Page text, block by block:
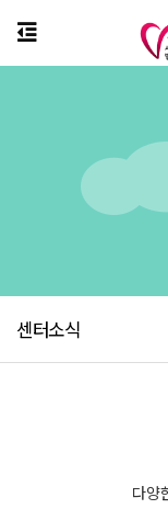
센터소식
다양